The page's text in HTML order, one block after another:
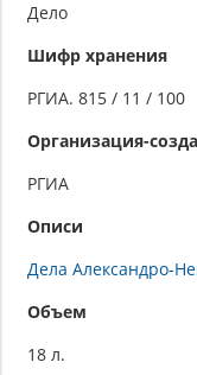
Дело
Шифр хранения
РГИА. 815 / 11 / 100
Организация-
РГИА
Описи
Дела Александро-
Объем
18 л.